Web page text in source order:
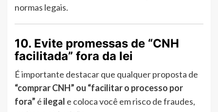
normas legais.
10. Evite promessas de “CNH
facilitada” fora da lei
É importante destacar que qualquer proposta de
“comprar CNH” ou “facilitar o processo por
fora” é ilegal e coloca você em risco de fraudes,